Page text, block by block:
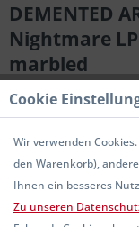
DEMENTED
Nightmare
marbled
Cookie
Wir verwenden
den Warenkorb),
Ihnen ein besseres
Zu unseren